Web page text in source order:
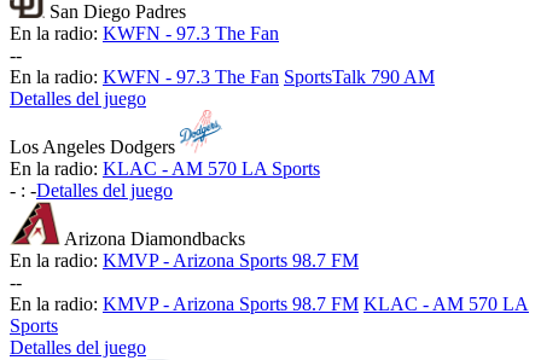
San Diego Padres
En la radio: KWFN - 97.3 The Fan
--
En la radio: KWFN - 97.3 The Fan SportsTalk 790 AM
Detalles del juego
Los Angeles Dodgers
En la radio: KLAC - AM 570 LA Sports
- : -Detalles del juego
Arizona Diamondbacks
En la radio: KMVP - Arizona Sports 98.7 FM
--
En la radio: KMVP - Arizona Sports 98.7 FM KLAC - AM 570 LA
Sports
Detalles del juego